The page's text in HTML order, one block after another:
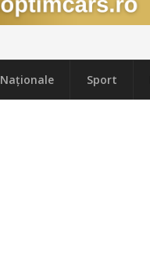
Naţionale Sport